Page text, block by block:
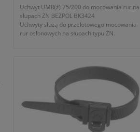
Uchwyt UMR(ż) 75/200 do mocowania rur na
słupach ŻN BEZPOL BK3424
Uchwyty służą do przelotowego mocowania
rur osłonowych na słupach typu ŻN.